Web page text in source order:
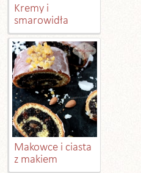
Kremy i
smarowidła
Makowce i ciasta
z makiem